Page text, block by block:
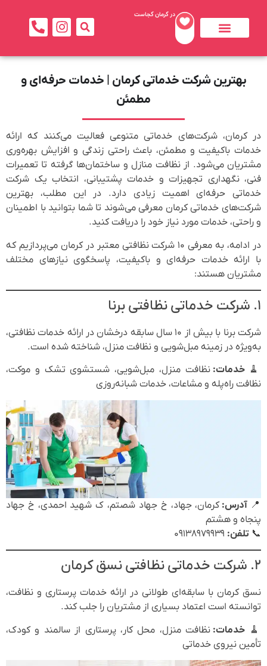
در کرمان کجاست
بهترین شرکت خدماتی کرمان | خدمات حرفه‌ای و
مطمئن
در کرمان، شرکت‌های خدماتی متنوعی فعالیت می‌کنند که ارائه
خدمات باکیفیت و مطمئن، باعث راحتی زندگی و افزایش بهره‌وری
مشتریان می‌شود. از نظافت منازل و ساختمان‌ها گرفته تا تعمیرات
فنی، نگهداری تجهیزات و خدمات پشتیبانی، انتخاب یک شرکت
خدماتی حرفه‌ای اهمیت زیادی دارد. در این مطلب، بهترین
شرکت‌های خدماتی کرمان معرفی می‌شوند تا شما بتوانید با اطمینان
و راحتی، خدمات مورد نیاز خود را دریافت کنید.
در ادامه، به معرفی ۱۰ شرکت نظافتی معتبر در کرمان می‌پردازیم که
با ارائه خدمات حرفه‌ای و باکیفیت، پاسخگوی نیازهای مختلف
مشتریان هستند:
۱. شرکت خدماتی نظافتی برنا
شرکت برنا با بیش از ۱۰ سال سابقه درخشان در ارائه خدمات نظافتی،
به‌ویژه در زمینه مبل‌شویی و نظافت منزل، شناخته شده است.
🧹خدمات: نظافت منزل، مبل‌شویی، شستشوی تشک و موکت،
نظافت راه‌پله و مشاعات، خدمات شبانه‌روزی
📍آدرس: کرمان، جهاد، خ جهاد شصتم، ک شهید احمدی، خ جهاد
پنجاه و هشتم
📞 تلفن:
۲. شرکت خدماتی نظافتی نسق کرمان
نسق کرمان با سابقه‌ای طولانی در ارائه خدمات پرستاری و نظافت،
توانسته است اعتماد بسیاری از مشتریان را جلب کند.
🧹 خدمات: نظافت منزل، محل کار، پرستاری از سالمند و کودک،
تأمین نیروی خدماتی